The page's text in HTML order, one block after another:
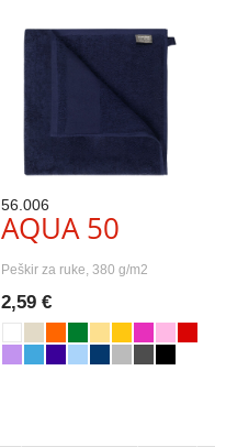
56.006
AQUA 50
Peškir za ruke, 380 g/m2
2,59 €